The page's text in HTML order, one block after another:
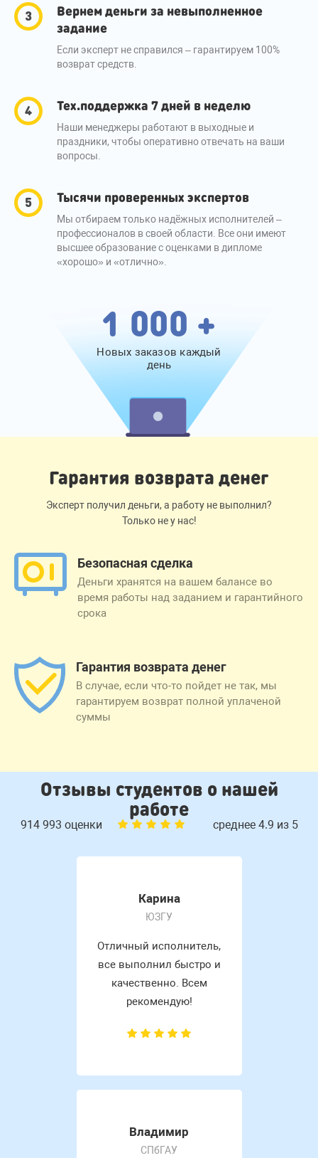
Вернем деньги за невыполненное
задание
Если эксперт не справился – гарантируем 100%
возврат средств.
Тех.поддержка 7 дней в неделю
Наши менеджеры работают в выходные и
праздники, чтобы оперативно отвечать на ваши
вопросы.
Тысячи проверенных экспертов
Мы отбираем только надёжных исполнителей –
профессионалов в своей области. Все они имеют
высшее образование с оценками в дипломе
«хорошо» и «отлично».
1 000 +
Новых заказов каждый
день
Гарантия возврата денег
Эксперт получил деньги, а работу не выполнил?
Только не у нас!
Безопасная сделка
Деньги хранятся на вашем балансе во
время работы над заданием и гарантийного
срока
Гарантия возврата денег
В случае, если что-то пойдет не так, мы
гарантируем возврат полной уплаченой
суммы
Отзывы студентов о нашей
работе
914 993 оценки среднее 4.9 из 5
Карина
ЮЗГУ
Отличный исполнитель,
все выполнил быстро и
качественно. Всем
рекомендую!
Владимир
СПбГАУ